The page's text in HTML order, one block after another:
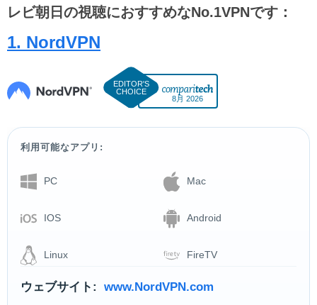
レビ朝日の視聴におすすめなNo.1VPNです：
1. NordVPN
8月 2026
利用可能なアプリ:
PC Mac
IOS Android
Linux FireTV
ウェブサイト:
www.NordVPN.com